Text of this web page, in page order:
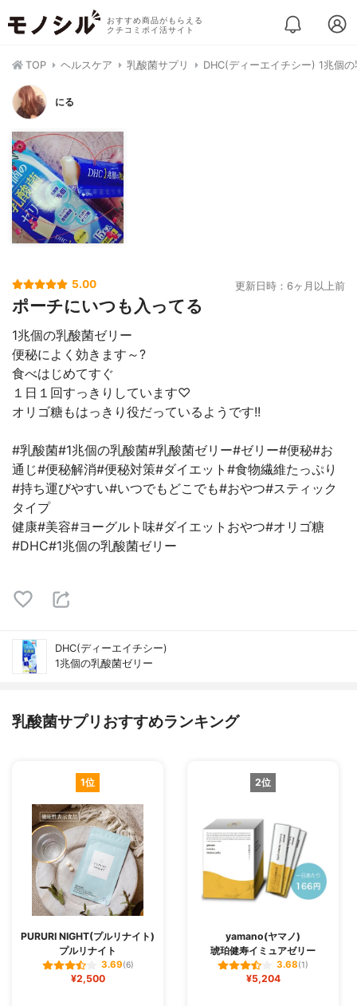
おすすめ商品がもらえる
クチコミポイ活サイト
TOP ヘルスケア 乳酸菌サプリ DHC(ディーエイチシー) 1兆個
にる
5.00 更新日時：6ヶ月以上前
ポーチにいつも入ってる
1兆個の乳酸菌ゼリー
便秘によく効きます～?
食べはじめてすぐ
１日１回すっきりしています♡
オリゴ糖もはっきり役だっているようです!!
#乳酸菌#1兆個の乳酸菌#乳酸菌ゼリー#ゼリー#便秘#お
通じ#便秘解消#便秘対策#ダイエット#食物繊維たっぷり
#持ち運びやすい#いつでもどこでも#おやつ#スティック
タイプ
健康#美容#ヨーグルト味#ダイエットおやつ#オリゴ糖
#DHC#1兆個の乳酸菌ゼリー
DHC(ディーエイチシー)
1兆個の乳酸菌ゼリー
乳酸菌サプリおすすめランキング
1位
PURURI NIGHT(プルリナイト)
プルリナイト
3.69(6)
¥2,500
2位
yamano(ヤマノ)
琥珀健寿イミュアゼリー
3.68(1)
¥5,204